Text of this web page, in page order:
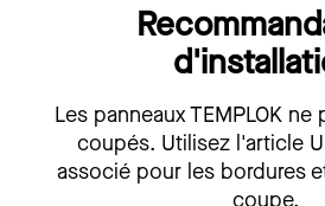
Les panneaux TEMPLOK
coupés. Utilisez l'article
associé pour les bordures
coupe.